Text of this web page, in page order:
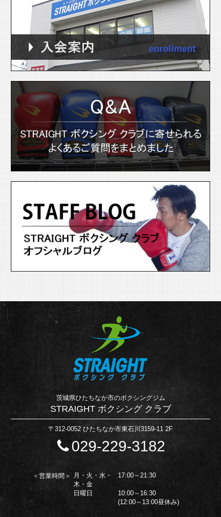
茨城県ひたちなか市のボクシングジム
STRAIGHT ボクシング クラブ
〒312-0052 ひたちなか市東石川3159-11 2F
029-229-3182
＜営業時間＞
月・火・水・
木・金
17:00～21:30
日曜日
10:00～16:30
(12:00～13:00昼休み)